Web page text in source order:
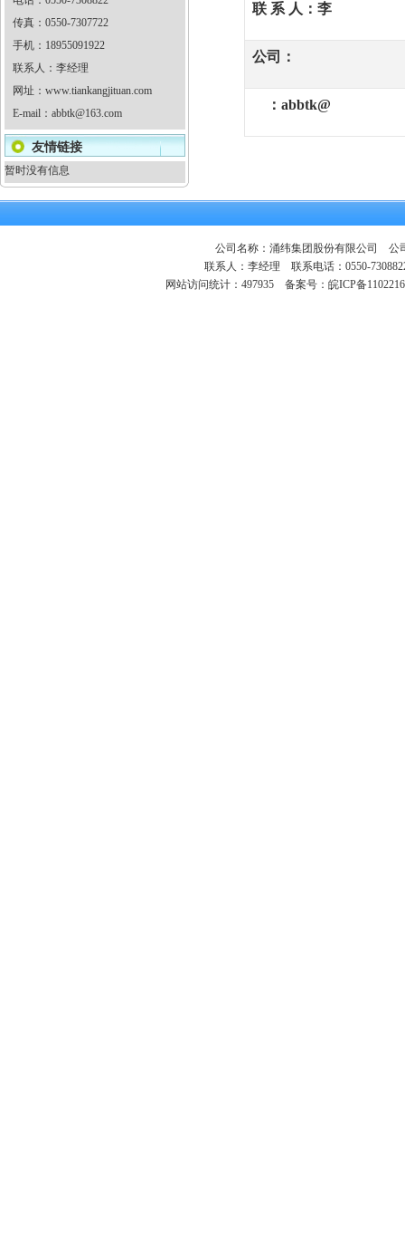
传真：0550-7307722
手机：18955091922
联系人：李经理
网址： www.tiankangjituan.com
E-mail： abbtk@163.com
友情链接
暂时没有信息
联 系 人：李
公司：
： abbtk@
公司名称：涌纬集团股份有限公司 公
联系人：李经理 联系电话：0550-
网站访问统计：497935 备案号：皖ICP备